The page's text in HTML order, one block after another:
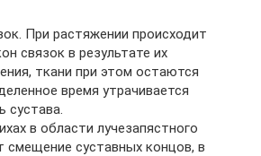
При растяжении происходит
связок в результате их
ткани при этом остаются
время утрачивается
сустава.
в области лучезапястного
смещение суставных концов, в